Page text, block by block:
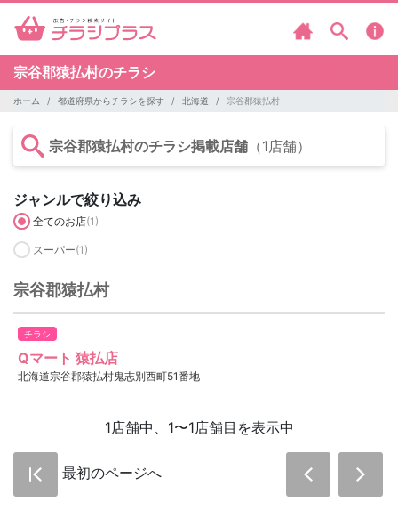
宗谷郡猿払村のチラシ
ホーム 都道府県からチラシを探す 北海道 宗谷郡猿払村
宗谷郡猿払村のチラシ掲載店舗 （1店舗）
ジャンルで絞り込み
全てのお店(1)
スーパー(1)
宗谷郡猿払村
チラシ
Qマート 猿払店
北海道宗谷郡猿払村鬼志別西町51番地
1店舗中、1〜1店舗目を表示中
最初のページへ